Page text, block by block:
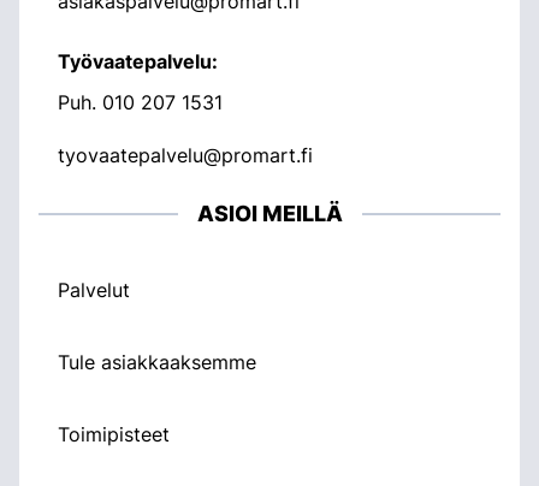
Työvaatepalvelu:
Puh. 010 207 1531
tyovaatepalvelu@promart.fi
ASIOI MEILLÄ
Palvelut
Tule asiakkaaksemme
Toimipisteet